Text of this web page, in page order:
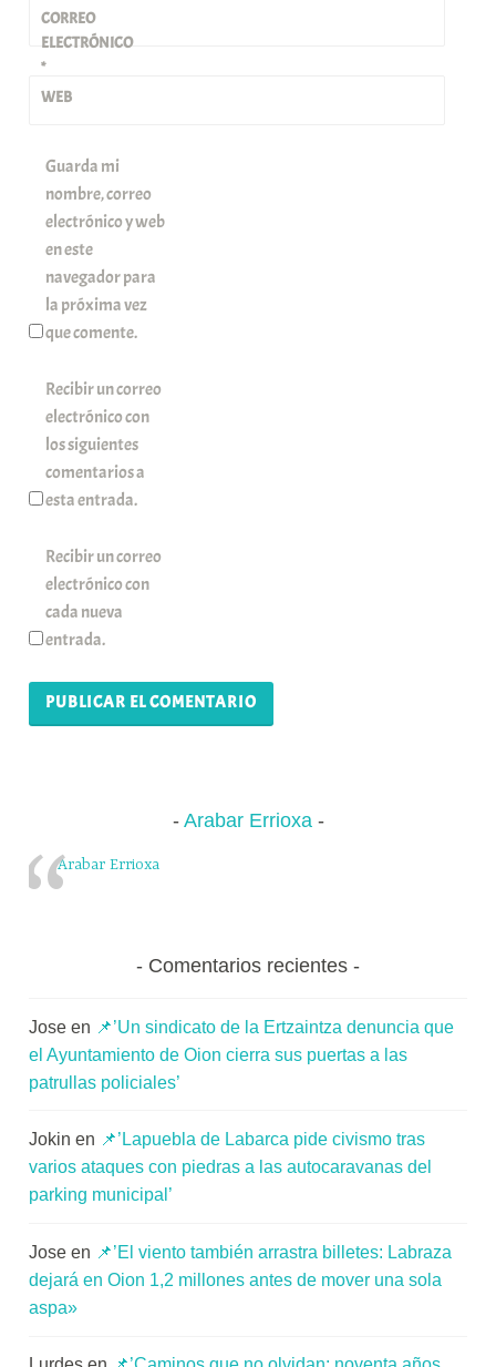
CORREO
ELECTRÓNICO
*
WEB
Guarda mi
nombre, correo
electrónico y web
en este
navegador para
la próxima vez
que comente.
Recibir un correo
electrónico con
los siguientes
comentarios a
esta entrada.
Recibir un correo
electrónico con
cada nueva
entrada.
Arabar Errioxa
Arabar Errioxa
Comentarios recientes
Jose en 📌’Un sindicato de la Ertzaintza denuncia que
el Ayuntamiento de Oion cierra sus puertas a las
patrullas policiales’
Jokin en 📌’Lapuebla de Labarca pide civismo tras
varios ataques con piedras a las autocaravanas del
parking municipal’
Jose en 📌’El viento también arrastra billetes: Labraza
dejará en Oion 1,2 millones antes de mover una sola
aspa»